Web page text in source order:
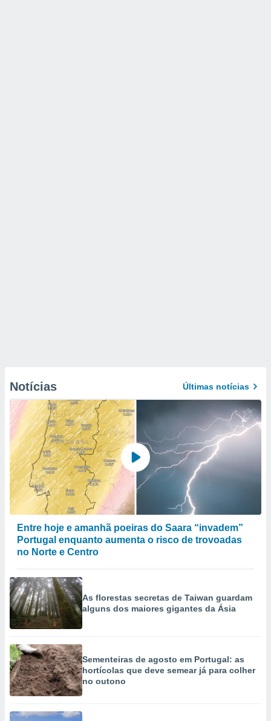
Notícias Últimas notícias
Entre hoje e amanhã poeiras do Saara “invadem”
Portugal enquanto aumenta o risco de trovoadas
no Norte e Centro
As florestas secretas de Taiwan guardam
alguns dos maiores gigantes da Ásia
Sementeiras de agosto em Portugal: as
hortícolas que deve semear já para colher
no outono